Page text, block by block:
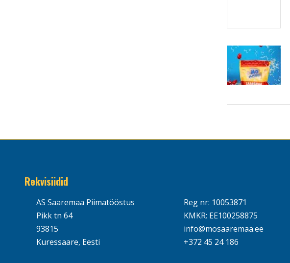
Rekvisiidid
AS Saaremaa Piimatööstus
Pikk tn 64
93815
Kuressaare, Eesti
Reg nr: 10053871
KMKR: EE100258875
info@mosaaremaa.ee
+372 45 24 186